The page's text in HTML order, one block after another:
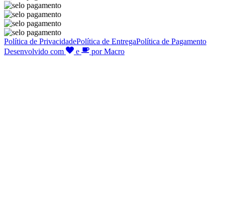
Política de PrivacidadePolítica de EntregaPolítica de Pagamento
Desenvolvido com
e por Macro